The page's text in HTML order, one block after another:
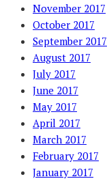
November 2017
October 2017
September 2017
August 2017
July 2017
June 2017
May 2017
April 2017
March 2017
February 2017
January 2017